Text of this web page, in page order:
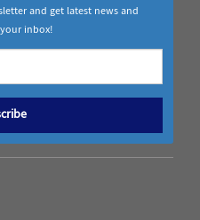
and get latest news and
inbox!